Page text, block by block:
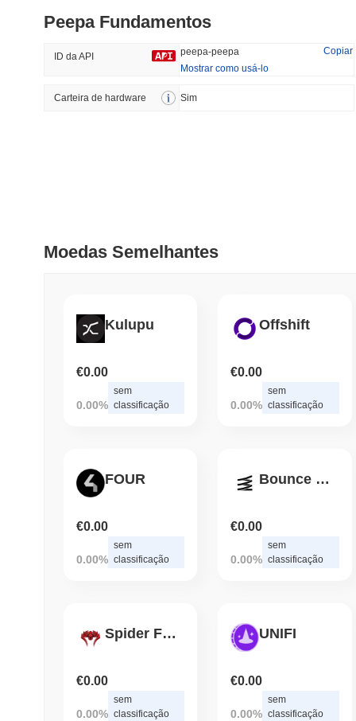
#362
33.71%
Tendências
Peepa Fundamentos
ID da API peepa-peepa
Copiar
Mostrar como usá-lo
Carteira de hardware Sim
Moedas Semelhantes
Kulupu
€0.00
0.00%
sem
classificação
Offshift
€0.00
0.00%
sem
classificação
FOUR
€0.00
0.00%
sem
classificação
Bounce Token
€0.00
0.00%
sem
classificação
Spider Finance
€0.00
0.00%
sem
classificação
UNIFI
€0.00
0.00%
sem
classificação